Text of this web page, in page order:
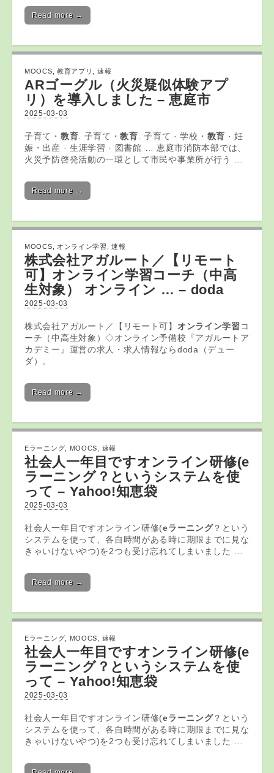
Read more →
MOOCS 教育アプリ 速報
ARゴーグル（火災疑似体験アプ
リ ）を導入しました – 恵庭市
2025-03-03
子育て・ 教育 . 子育て・教育 . 子育て · 学校・ 教育 · 妊
娠・出産 · 生涯学習 · 図書館 … 恵庭市消防本部では、
火災予防啓発活動の一環として市民や事業所が行う …
Read more →
MOOCS オンライン学習 ,速報
株式会社アガルート／【リモート
可】 オンライン学習コーチ（中高
生対象） オンライン … – doda
2025-03-03
株式会社アガルート／【リモート可】 オンライン学習 コ
ーチ（中高生対象）◇オンライン予備校『アガルートア
カデミー』運営の求人・求人情報ならdoda（デュー
ダ）。
Read more →
Eラーニング MOOCS 速報
社会人一年目ですオンライン研修(e
ラーニング？というシステムを使
って – Yahoo!知恵袋
2025-03-03
社会人一年目ですオンライン研修(eラーニング？という
システムを使って、各自時間がある時に期限までに見な
きゃいけないやつ)を2つも受け忘れてしまいました …
Read more →
Eラーニング MOOCS 速報
社会人一年目ですオンライン研修(e
ラーニング？というシステムを使
って – Yahoo!知恵袋
2025-03-03
社会人一年目ですオンライン研修(eラーニング？という
システムを使って、各自時間がある時に期限までに見な
きゃいけないやつ)を2つも受け忘れてしまいました …